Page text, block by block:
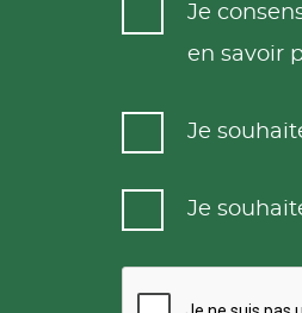
Je
en savoir
Je
Je